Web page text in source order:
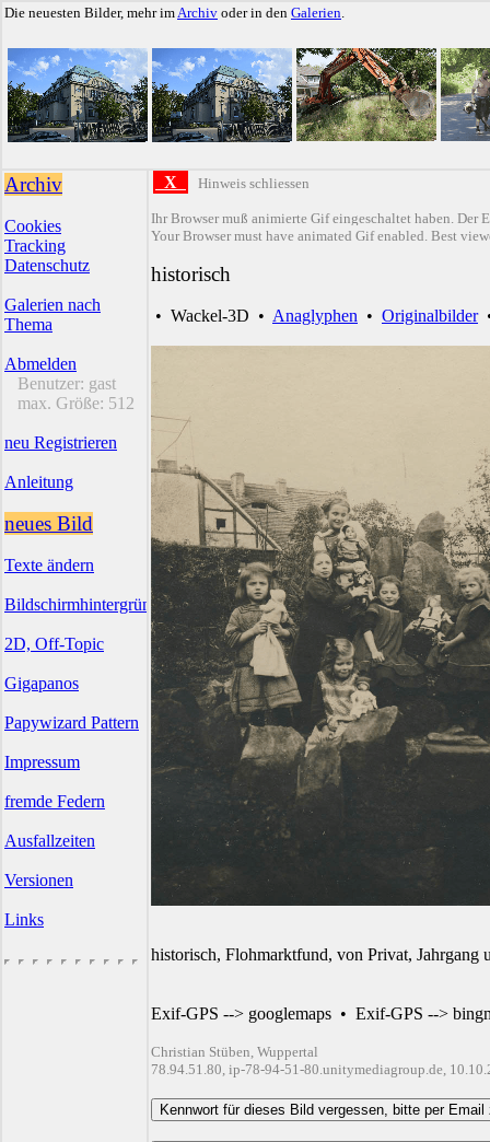
Die neuesten Bilder, mehr imArchiv oder in den Galerien.
Archiv
Cookies
Tracking
Datenschutz
Galerien nach
Thema
Abmelden
Benutzer: gast
max. Größe: 512
neu Registrieren
Anleitung
neues Bild
Texte ändern
Bildschirmhintergründe
2D, Off-Topic
Gigapanos
Papywizard Pattern
Impressum
fremde Federn
Ausfallzeiten
Versionen
Links
X Hinweis schliessen
Ihr Browser muß animierte Gif eingeschaltet haben. Der
Your Browser must have animated Gif enabled. Best
historisch
• Wackel-3D • Anaglyphen • Originalbilder
historisch, Flohmarktfund, von Privat, Jahrgang
Exif-GPS --> googlemaps • Exif-GPS -->
Christian Stüben, Wuppertal
78.94.51.80, ip-78-94-51-80.unitymediagroup.de,